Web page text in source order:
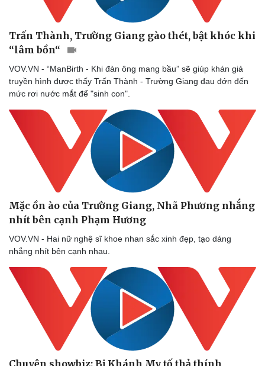
Du lịch
Tư vấn
Săn Tour
check-in
Podcast
Đọc truyện đêm khuya
Cửa sổ tình yêu
Kể chuyện cho bé
Hạt giống tâm hồn
Trấn Thành, Trường Giang gào thét, bật khóc khi
“lâm bồn“
VOV.VN - “ManBirth - Khi đàn ông mang bầu” sẽ giúp khán giả
truyền hình được thấy Trấn Thành - Trường Giang đau đớn đến
mức rơi nước mắt để "sinh con".
Mặc ồn ào của Trường Giang, Nhã Phương nhắng
nhít bên cạnh Phạm Hương
VOV.VN - Hai nữ nghệ sĩ khoe nhan sắc xinh đẹp, tạo dáng
nhắng nhít bên cạnh nhau.
Chuyện showbiz: Bị Khánh My tố thả thính,